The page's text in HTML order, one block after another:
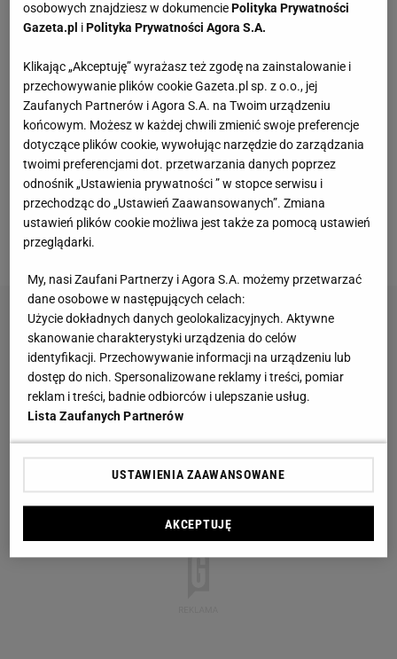
oryginalnymi wzorami i kolorami. Najwyższej klasy
rzemiosło powoduje, że te dywany stanowią
wyjątkowej klasy ozdobę każdego wnętrza. W
prezentowanej kolekcji odnajdziecie dywany z Indii,
Turcji, Iranu, Afganistanu czy Pakistanu. Te dywany
każdego zachwycą bogactwem barw i wzornictwem
oraz najwyższej klasy jakością wykonania. Taki
dywan sprawdzi się w klasycznym wnętrzu, ale
może też stanowić piękne dopełnienie wnętrza
nowoczesnego.
osobowych znajdziesz w dokumenciePolityka Prywatności
Gazeta.pl iPolityka Prywatności Agora S.A.
Klikając „Akceptuję” wyrażasz też zgodę na zainstalowanie i
przechowywanie plików cookie Gazeta.pl sp. z o.o., jej
Zaufanych Partnerów i Agora S.A. na Twoim urządzeniu
końcowym. Możesz w każdej chwili zmienić swoje preferencje
dotyczące plików cookie, wywołując narzędzie do zarządzania
twoimi preferencjami dot. przetwarzania danych poprzez
odnośnik „Ustawienia prywatności ” w stopce serwisu i
przechodząc do „Ustawień Zaawansowanych”. Zmiana
ustawień plików cookie możliwa jest także za pomocą ustawień
przeglądarki.
My, nasi Zaufani Partnerzy i Agora S.A. możemy przetwarzać
dane osobowe w następujących celach:
Użycie dokładnych danych geolokalizacyjnych. Aktywne
skanowanie charakterystyki urządzenia do celów
identyfikacji. Przechowywanie informacji na urządzeniu lub
dostęp do nich. Spersonalizowane reklamy i treści, pomiar
reklam i treści, badnie odbiorców i ulepszanie usług.
Lista Zaufanych Partnerów
USTAWIENIA ZAAWANSOWANE
AKCEPTUJĘ